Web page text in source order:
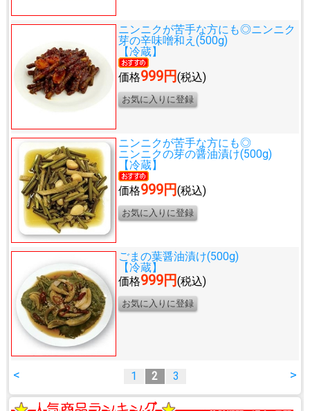
ニンニクが苦手な方にも◎ニンニク
芽の辛味噌和え(500g)
【冷蔵】
価格999円(税込)
ニンニクが苦手な方にも◎
ニンニクの芽の醤油漬け(500g)
【冷蔵】
価格999円(税込)
ごまの葉醤油漬け(500g)
【冷蔵】
価格999円(税込)
< >
1 2 3